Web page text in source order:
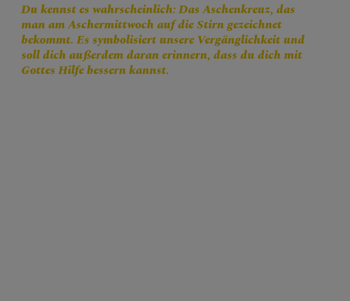
Du kennst es wahrscheinlich: Das Aschenkreuz, das
man am Aschermittwoch auf die Stirn gezeichnet
bekommt. Es symbolisiert unsere Vergänglichkeit und
soll dich außerdem daran erinnern, dass du dich mit
Gottes Hilfe bessern kannst.